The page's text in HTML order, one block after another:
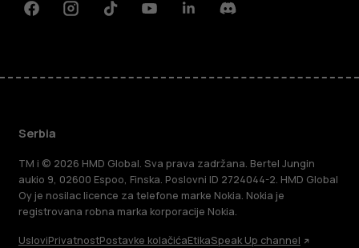
FacebookInstagramTiktokYoutubeLinkedinDiscord
Serbia
TM i © 2026 HMD Global. Sva prava zadržana. Bertel Jungin
aukio 9, 02600 Espoo, Finska. Poslovni ID 2724044-2. HMD Global
Oy je nosilac licence za telefone marke Nokia. Nokia je
registrovana robna marka korporacije Nokia.
UsloviPrivatnostPostavke kolačićaEtikaSpeak Up channel